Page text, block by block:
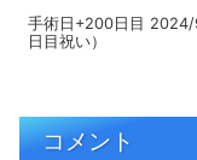
手術日+200日目
日目祝い）
コメント